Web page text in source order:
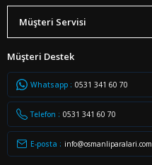
Müşteri Servisi
Müşteri Destek
Whatsapp : 0531 341 60 70
Telefon : 0531 341 60 70
E-posta : info@osmanliparalari.com